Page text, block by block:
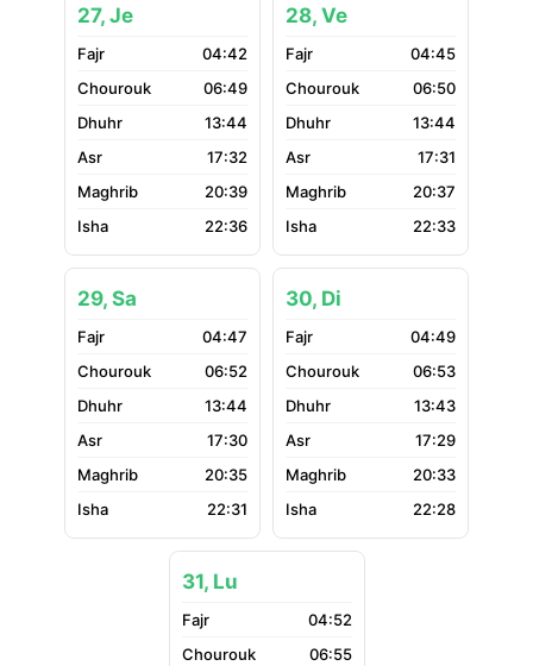
27, Je
04:42
06:49
13:44
17:32
20:39
22:36
28, Ve
04:45
06:50
13:44
17:31
20:37
22:33
29, Sa
04:47
06:52
13:44
17:30
20:35
22:31
30, Di
04:49
06:53
13:43
17:29
20:33
22:28
31, Lu
04:52
06:55